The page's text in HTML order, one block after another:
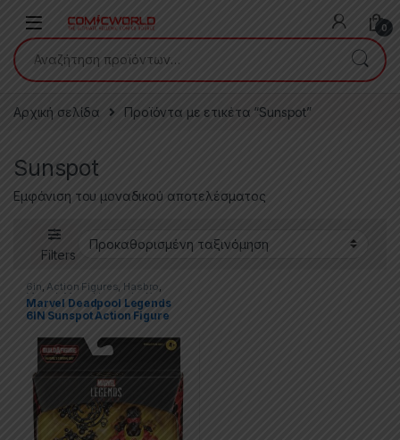
0
Αναζήτηση για:
Αρχική σελίδα Προϊόντα με ετικέτα “Sunspot”
Sunspot
Εμφάνιση του μοναδικού αποτελέσματος
Filters
6in,Action Figures, Hasbro,
Marvel ,Marvel Legends X-men
Marvel Deadpool Legends
6IN Sunspot Action Figure